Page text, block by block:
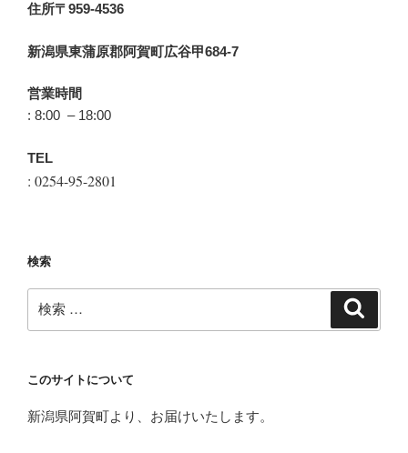
住所〒959-4536
新潟県東蒲原郡阿賀町広谷甲684-7
営業時間
: 8:00 – 18:00
TEL
: 0254-95-2801
検索
検
索:
このサイトについて
新潟県阿賀町より、お届けいたします。